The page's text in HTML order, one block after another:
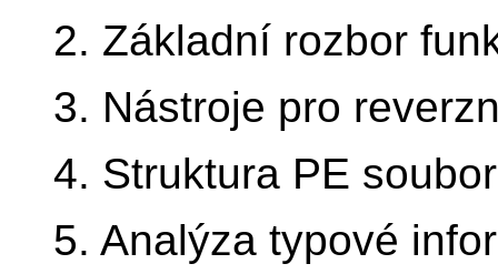
2. Základní rozbor
3. Nástroje pro
4. Struktura PE
5. Analýza typové